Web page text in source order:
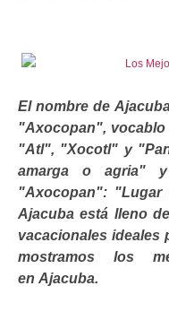
El nombre de
"Axocopan",
"Atl", "Xocotl" y
amarga o agria" y
"Axocopan": "Lugar
Ajacuba está lleno
vacacionales ideales
mostramos los
en Ajacuba.